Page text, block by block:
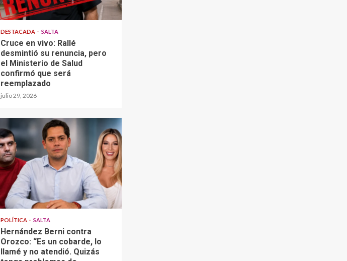
DESTACADA SALTA
Cruce en vivo: Rallé
desmintió su renuncia, pero
el Ministerio de Salud
confirmó que será
reemplazado
julio 29, 2026
POLÍTICA SALTA
Hernández Berni contra
Orozco: “Es un cobarde, lo
llamé y no atendió. Quizás